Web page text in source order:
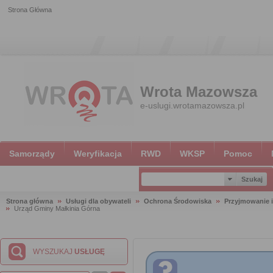
Strona Główna
Wrota Mazowsza
e-uslugi.wrotamazowsza.pl
Samorządy Weryfikacja RWD WKSP Pomoc
Strona główna Usługi dla obywateli Ochrona Środowiska
Przyjmowanie
Urząd Gminy Małkinia Górna
WYSZUKAJ USŁUGĘ